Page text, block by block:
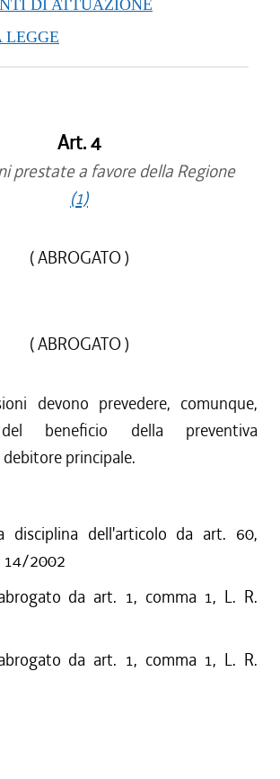
DI ATTUAZIONE
Art. 4
prestate a favore della Regione
(1)
( ABROGATO )
( ABROGATO )
devono prevedere, comunque,
del beneficio della preventiva
principale.
disciplina dell'articolo da art. 60,
14/2002
da art. 1, comma 1, L. R.
da art. 1, comma 1, L. R.